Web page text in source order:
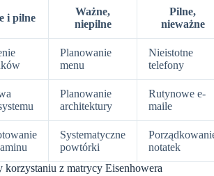
i pilne
Ważne,
niepilne
Pilne,
nieważne
Planowanie
menu
Nieistotne
telefony
Planowanie
architektury
Rutynowe e-
maile
Systematyczne
powtórki
notatek
korzystaniu z matrycy Eisenhowera